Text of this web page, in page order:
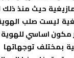
حيث منذ
بمختلف